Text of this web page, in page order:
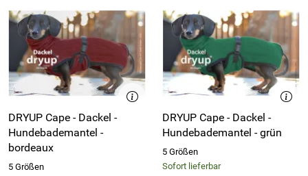
DRYUP Cape - Dackel -
Hundebademantel -
bordeaux
5 Größen
DRYUP Cape - Dackel -
Hundebademantel - grün
5 Größen
Sofort lieferbar